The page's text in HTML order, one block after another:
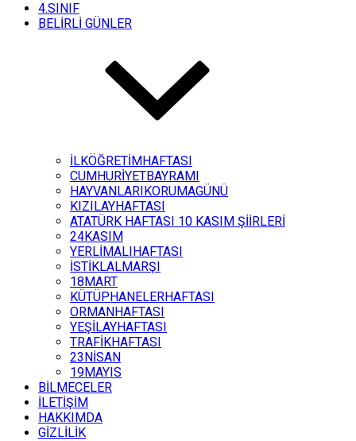
4.SINIF
BELİRLİ GÜNLER
İLKÖĞRETİMHAFTASI
CUMHURİYETBAYRAMI
HAYVANLARIKORUMAGÜNÜ
KIZILAYHAFTASI
ATATÜRK HAFTASI 10 KASIM ŞİİRLERİ
24KASIM
YERLİMALIHAFTASI
İSTİKLALMARŞI
18MART
KÜTÜPHANELERHAFTASI
ORMANHAFTASI
YEŞİLAYHAFTASI
TRAFİKHAFTASI
23NİSAN
19MAYIS
BİLMECELER
İLETİŞİM
HAKKIMDA
GİZLİLİK